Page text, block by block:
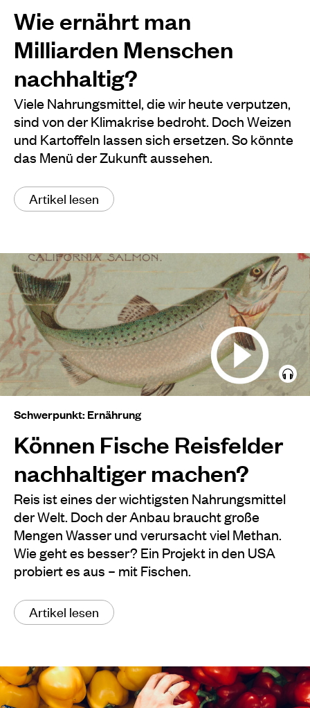
Wie ernährt man
Milliarden Menschen
nachhaltig?
Viele Nahrungsmittel, die wir heute verputzen,
sind von der Klimakrise bedroht. Doch Weizen
und Kartoffeln lassen sich ersetzen. So könnte
das Menü der Zukunft aussehen.
Artikel lesen
Schwerpunkt: Ernährung
Können Fische Reisfelder
nachhaltiger machen?
Reis ist eines der wichtigsten Nahrungsmittel
der Welt. Doch der Anbau braucht große
Mengen Wasser und verursacht viel Methan.
Wie geht es besser? Ein Projekt in den USA
probiert es aus – mit Fischen.
Artikel lesen